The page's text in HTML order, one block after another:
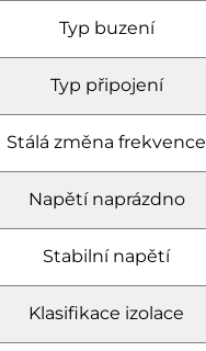
Typ buzení
Typ připojení
Stálá změna frekvence
Napětí naprázdno
Stabilní napětí
Klasifikace izolace